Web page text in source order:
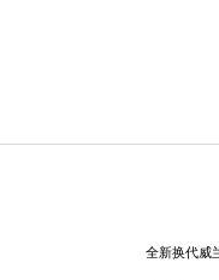
全新换代威